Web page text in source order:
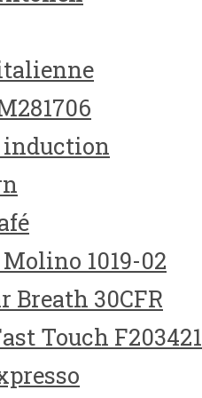
1019-02
Breath 30CFR
Touch